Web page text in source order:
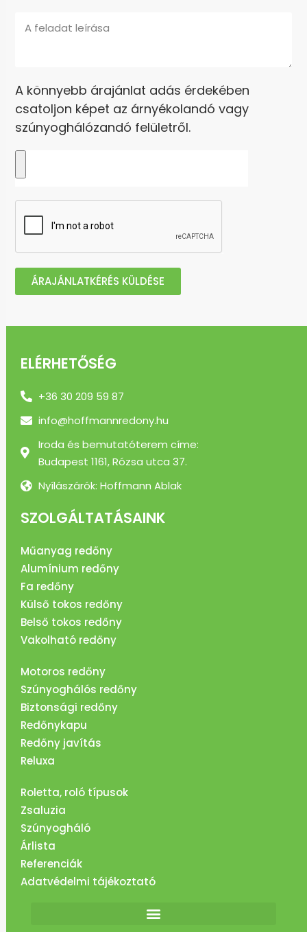
A könnyebb árajánlat adás érdekében
csatoljon képet az árnyékolandó vagy
szúnyoghálózandó felületről.
ÁRAJÁNLATKÉRÉS KÜLDÉSE
ELÉRHETŐSÉG
+36 30 209 59 87
info@hoffmannredony.hu
Iroda és bemutatóterem címe:
Budapest 1161, Rózsa utca 37.
Nyílászárók: Hoffmann Ablak
SZOLGÁLTATÁSAINK
Műanyag redőny
Alumínium redőny
Fa redőny
Külső tokos redőny
Belső tokos redőny
Vakolható redőny
Motoros redőny
Szúnyoghálós redőny
Biztonsági redőny
Redőnykapu
Redőny javítás
Reluxa
Roletta, roló típusok
Zsaluzia
Szúnyogháló
Árlista
Referenciák
Adatvédelmi tájékoztató